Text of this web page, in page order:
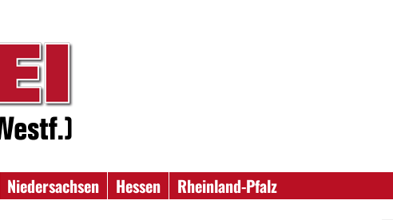
Niedersachsen Hessen
Rheinland-Pfalz